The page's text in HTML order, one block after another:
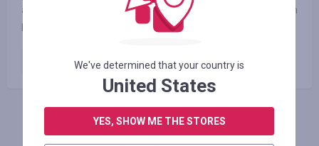
aplicativos são sincronizados com o iPhone e o iPod Touch
por meio de USB.
%
Store
FAÇA LOGIN PARA DEIXAR UM COMENTÁRIO
We've determined that your country is
United States
YES, SHOW ME THE STORES